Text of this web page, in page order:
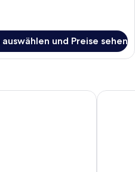
und Preise sehen
The